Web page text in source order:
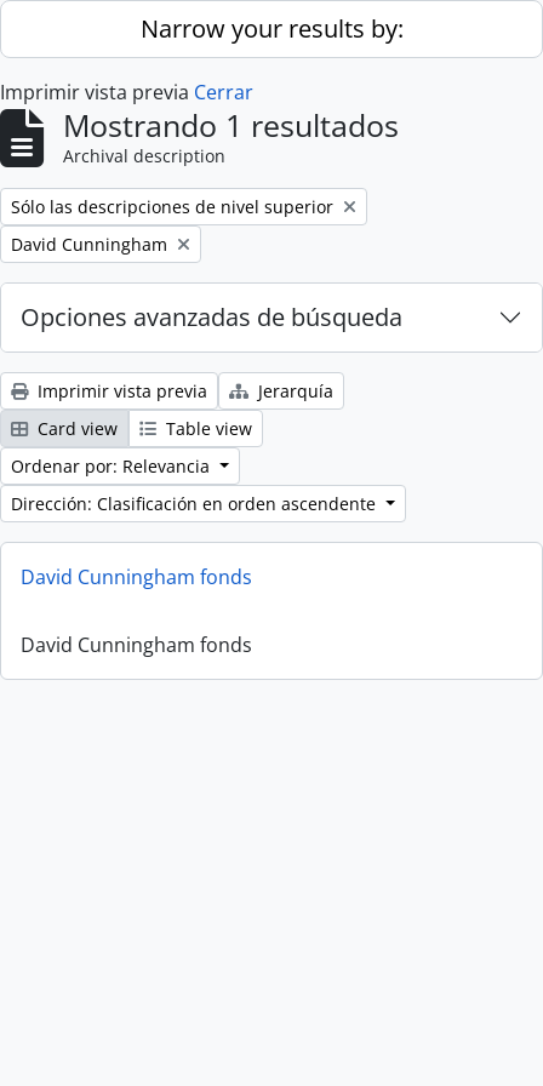
Skip to main contentNarrow your results by:
Imprimir vista previa Cerrar
Mostrando 1 resultados
Archival description
Remove filter:
Sólo las descripciones de nivel superior
Remove filter:
David Cunningham
Opciones avanzadas de búsqueda
Imprimir vista previa
Jerarquía
Card view
Table view
Ordenar por: Relevancia
Dirección: Clasificación en orden ascendente
David Cunningham fonds
David Cunningham fonds